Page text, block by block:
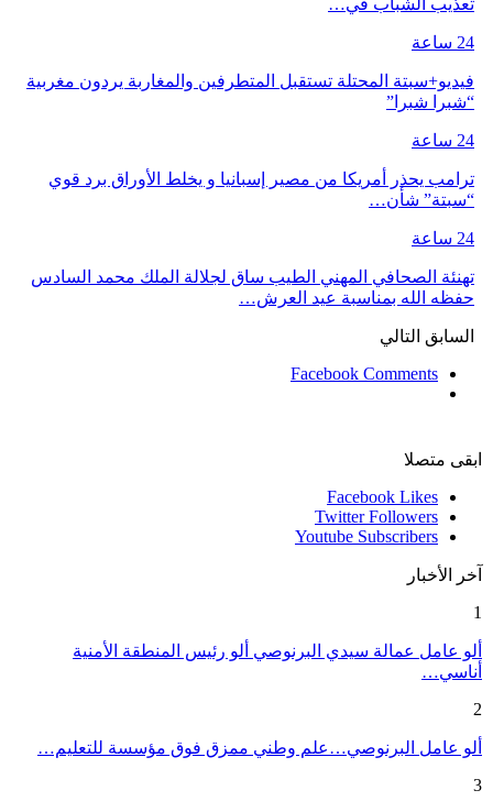
24 ساعة
فيديو+سبتة المحتلة تستقبل المتطرفين والمغاربة يردون مغربية
“شبرا شبرا”
24 ساعة
ترامب يحذر أمريكا من مصير إسبانيا و يخلط الأوراق برد قوي
“سبتة” شأن…
24 ساعة
تهنئة الصحافي المهني الطيب ساق لجلالة الملك محمد السادس
حفظه الله بمناسبة عيد العرش…
السابق التالي
Facebook Comments
ابقى متصلا
Facebook Likes
Twitter Followers
Youtube Subscribers
آخر الأخبار
1
ألو عامل عمالة سيدي البرنوصي ألو رئيس المنطقة الأمنية
أناسي…
2
ألو عامل البرنوصي…علم وطني ممزق فوق مؤسسة للتعليم…
3